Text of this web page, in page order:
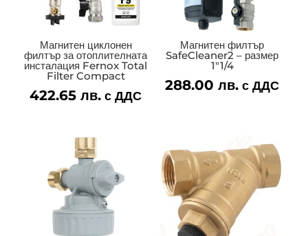
Магнитен циклонен
филтър за отоплителната
инсталация Fernox Total
Filter Compact
422.65лв. с ДДС
Магнитен филтър
SafeCleaner2 – размер
1″1/4
288.00 лв. с ДДС